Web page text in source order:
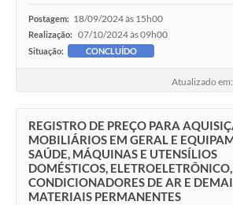
Postagem: 18/09/2024 às 15h00
Realização: 07/10/2024 às 09h00
Situação: CONCLUÍDO
Atualizado
REGISTRO DE PREÇO PARA
MOBILIÁRIOS EM GERAL E
SAÚDE, MÁQUINAS E UTENSÍLIOS
DOMÉSTICOS, ELETROELETRÔNICO,
CONDICIONADORES DE AR E
MATERIAIS PERMANENTES